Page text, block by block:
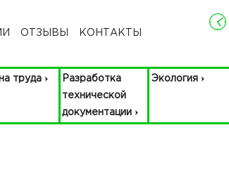
ОТЗЫВЫ КОНТАКТЫ
труда
Разработка
технической
документации
Экология